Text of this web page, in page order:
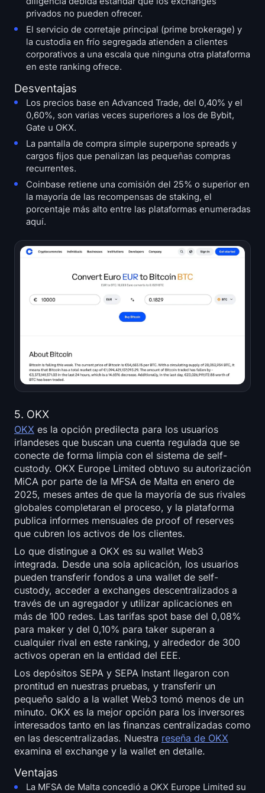
privados no pueden ofrecer.
El servicio de corretaje principal (prime brokerage) y
la custodia en frío segregada atienden a clientes
corporativos a una escala que ninguna otra plataforma
en este ranking ofrece.
Desventajas
Los precios base en Advanced Trade, del 0,40% y el
0,60%, son varias veces superiores a los de Bybit,
Gate u OKX.
La pantalla de compra simple superpone spreads y
cargos fijos que penalizan las pequeñas compras
recurrentes.
Coinbase retiene una comisión del 25% o superior en
la mayoría de las recompensas de staking, el
porcentaje más alto entre las plataformas enumeradas
aquí.
5. OKX
OKX es la opción predilecta para los usuarios
irlandeses que buscan una cuenta regulada que se
conecte de forma limpia con el sistema de self-
custody. OKX Europe Limited obtuvo su autorización
MiCA por parte de la MFSA de Malta en enero de
2025, meses antes de que la mayoría de sus rivales
globales completaran el proceso, y la plataforma
publica informes mensuales de proof of reserves
que cubren los activos de los clientes.
Lo que distingue a OKX es su wallet Web3
integrada. Desde una sola aplicación, los usuarios
pueden transferir fondos a una wallet de self-
custody, acceder a exchanges descentralizados a
través de un agregador y utilizar aplicaciones en
más de 100 redes. Las tarifas spot base del 0,08%
para maker y del 0,10% para taker superan a
cualquier rival en este ranking, y alrededor de 300
activos operan en la entidad del EEE.
Los depósitos SEPA y SEPA Instant llegaron con
prontitud en nuestras pruebas, y transferir un
pequeño saldo a la wallet Web3 tomó menos de un
minuto. OKX es la mejor opción para los inversores
interesados tanto en las finanzas centralizadas como
en las descentralizadas. Nuestra reseña de OKX
examina el exchange y la wallet en detalle.
Ventajas
La MFSA de Malta concedió a OKX Europe Limited su